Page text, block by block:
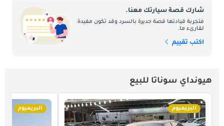
شارك قصة سيارتك معنا.
فتجربة قيادتها قصة جديرة بالسرد وقد تكون مفيدة
لقارىء ما.
اكتب تقييم
هيونداي سوناتا للبيع
البريميوم البريميوم